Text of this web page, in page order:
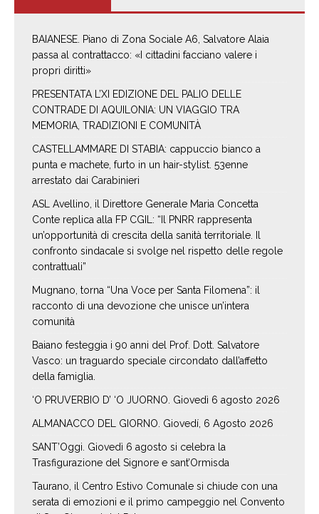
BAIANESE. Piano di Zona Sociale A6, Salvatore Alaia
passa al contrattacco: «I cittadini facciano valere i
propri diritti»
PRESENTATA L’XI EDIZIONE DEL PALIO DELLE
CONTRADE DI AQUILONIA: UN VIAGGIO TRA
MEMORIA, TRADIZIONI E COMUNITÀ
CASTELLAMMARE DI STABIA: cappuccio bianco a
punta e machete, furto in un hair-stylist. 53enne
arrestato dai Carabinieri
ASL Avellino, il Direttore Generale Maria Concetta
Conte replica alla FP CGIL: “Il PNRR rappresenta
un’opportunità di crescita della sanità territoriale. Il
confronto sindacale si svolge nel rispetto delle regole
contrattuali”
Mugnano, torna “Una Voce per Santa Filomena”: il
racconto di una devozione che unisce un’intera
comunità
Baiano festeggia i 90 anni del Prof. Dott. Salvatore
Vasco: un traguardo speciale circondato dall’affetto
della famiglia.
‘O PRUVERBIO D’ ‘O JUORNO. Giovedì 6 agosto 2026
ALMANACCO DEL GIORNO. Giovedí, 6 Agosto 2026
SANT’Oggi. Giovedì 6 agosto si celebra la
Trasfigurazione del Signore e sant’Ormisda
Taurano, il Centro Estivo Comunale si chiude con una
serata di emozioni e il primo campeggio nel Convento